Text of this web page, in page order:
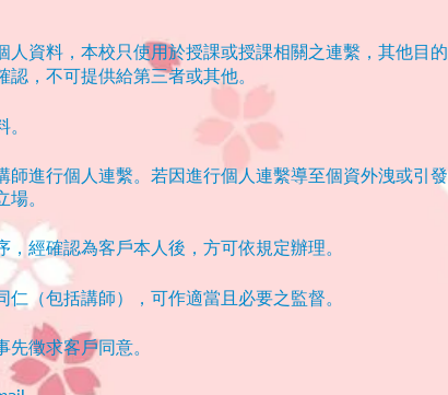
資料，本校只使用於授課或授課相關之連繫，其他目的
，不可提供給第三者或其他。
進行個人連繫。若因進行個人連繫導至個資外洩或引發
。
經確認為客戶本人後，方可依規定辦理。
（包括講師），可作適當且必要之監督。
徵求客戶同意。